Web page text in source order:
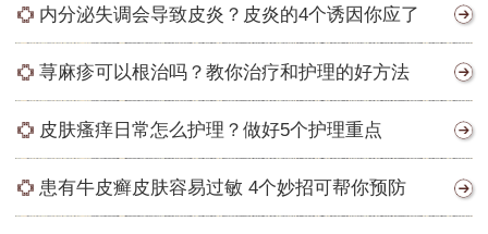
内分泌失调会导致皮炎？皮炎的4个诱因你应了
荨麻疹可以根治吗？教你治疗和护理的好方法
皮肤瘙痒日常怎么护理？做好5个护理重点
患有牛皮癣皮肤容易过敏 4个妙招可帮你预防